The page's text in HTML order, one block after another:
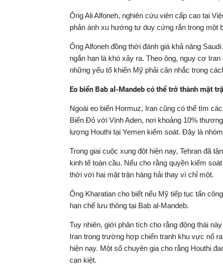
Ông Ali Alfoneh, nghiên cứu viên cấp cao tại
phản ánh xu hướng tư duy cứng rắn trong một
Ông Alfoneh đồng thời đánh giá khả năng
ngắn hạn là khó xảy ra. Theo ông, nguy cơ
những yếu tố khiến Mỹ phải cân nhắc trong
Eo biển Bab al-Mandeb có thể trở thành mặt
Ngoài eo biển Hormuz, Iran cũng có thể tìm
Biển Đỏ với Vịnh Aden, nơi khoảng 10%
lượng Houthi tại Yemen kiểm soát. Đây là
Trong giai cuộc xung đột hiện nay, Tehran đã
kinh tế toàn cầu. Nếu cho rằng quyền kiểm
thời với hai mặt trận hàng hải thay vì chỉ một.
Ông Kharatian cho biết nếu Mỹ tiếp tục tấn
hạn chế lưu thông tại Bab al-Mandeb.
Tuy nhiên, giới phân tích cho rằng động thái
Iran trong trường hợp chiến tranh khu vực nổ
hiện nay. Một số chuyên gia cho rằng Houthi
cạn kiệt.